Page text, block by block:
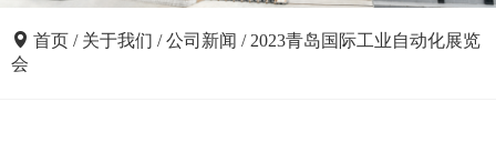
首页 / 关于我们 /公司新闻 /2023青岛国际工业自动化展览
会